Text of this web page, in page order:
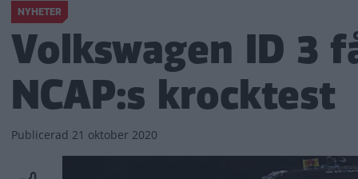
NYHETER
Volkswagen ID 3
NCAP:s krocktest
Publicerad 21 oktober 2020